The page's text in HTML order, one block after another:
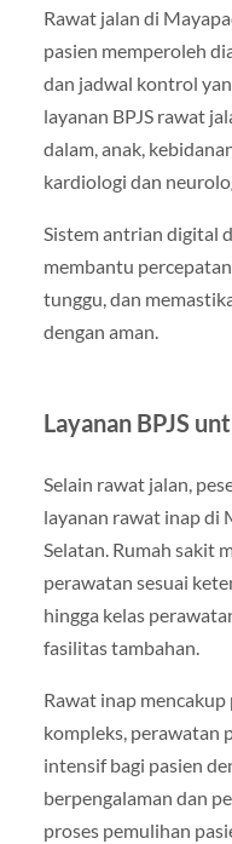
Rawat jalan di
pasien memperoleh
dan jadwal kontrol
layanan BPJS rawat
dalam, anak,
kardiologi dan
Sistem antrian digital
membantu
tunggu, dan
dengan aman.
Layanan BPJS
Selain rawat jalan,
layanan rawat inap di
Selatan. Rumah sakit
perawatan sesuai
hingga kelas
fasilitas tambahan.
Rawat inap
kompleks, perawatan
intensif bagi pasien
berpengalaman dan
proses pemulihan